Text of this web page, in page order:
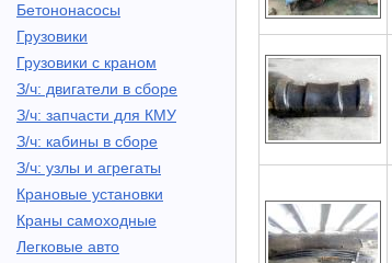
Бетононасосы
Грузовики
Грузовики с краном
З/ч: двигатели в сборе
З/ч: запчасти для КМУ
З/ч: кабины в сборе
З/ч: узлы и агрегаты
Крановые установки
Краны самоходные
Легковые авто